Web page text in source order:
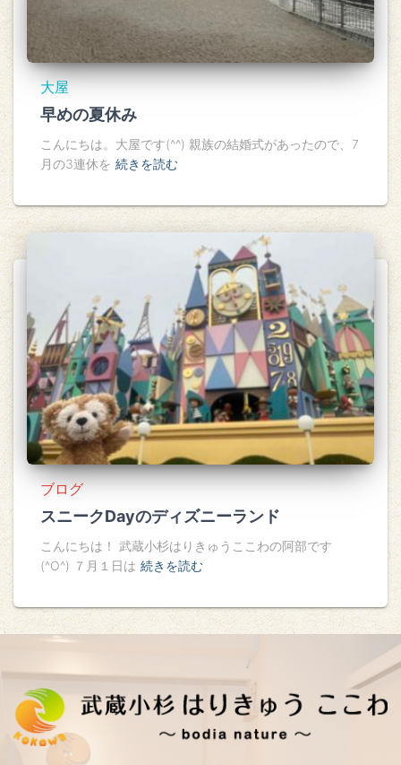
大屋
早めの夏休み
こんにちは。大屋です(^^) 親族の結婚式があったので、7
月の3連休を 続きを読む
ブログ
スニークDayのディズニーランド
こんにちは！ 武蔵小杉はりきゅうここわの阿部です
(^O^) ７月１日は 続きを読む